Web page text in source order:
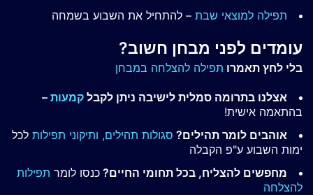
תפילה למוצאי שבת – להתחיל את השבוע בשמחה
עומדים לפני מבחן חשוב?
בלי לחץ תאמרו תפילה להצלחה במבחן
אצלנו בתרומה סמלית לישיבה ניתן לקבל קמעות –
בהתאמה אישית!
אוהבים לומר תהילים? סגולות תהילים, ותיקוני תפילות לכל
ימות השבוע ע"פ הקבלה
מחפשים להצליח, בכל תחומי החיים? כנסו לומר תפילות
להצלחה